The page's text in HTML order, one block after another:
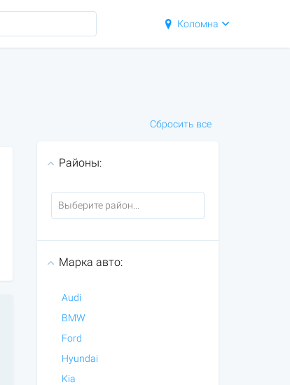
Коломна
Сбросить все
Районы:
Марка авто:
Audi
BMW
Ford
Hyundai
Kia